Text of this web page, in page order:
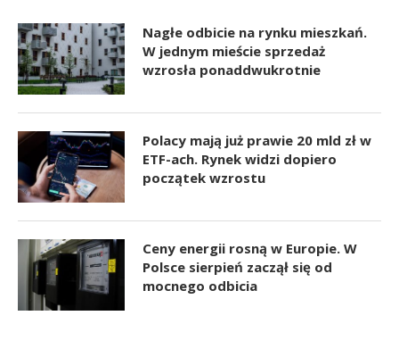
Nagłe odbicie na rynku mieszkań.
W jednym mieście sprzedaż
wzrosła ponaddwukrotnie
Polacy mają już prawie 20 mld zł w
ETF-ach. Rynek widzi dopiero
początek wzrostu
Ceny energii rosną w Europie. W
Polsce sierpień zaczął się od
mocnego odbicia